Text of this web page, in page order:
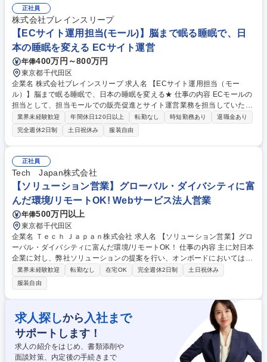
の課題解決ディスカッションに加え、入社後の評価制度設計やエンゲージ
メント強化まで伴走。日本とインドの商習慣の架け橋となり、0から「世
界で戦える組織」を立ち上げるプロセスをリードしていただきます。 募集
職種 【GCCコンサルタント/フルリモート】インド高度人材×組織戦略/年
間休日120日
正社員
株式会社ブレインスリープ
【ECサイト運用担当(モール)】脳まで眠る睡眠で、日
本の睡眠を変える ECサイト運営
年俸400万円～800万円
東京都千代田区
企業名 株式会社ブレインスリープ 求人名 【ECサイト運用担当（モー
ル）】脳まで眠る睡眠で、日本の睡眠を変える★ 仕事の内容 ECモールの
担当として、担当モールでの販売促進とサイト運営業務を担当していただ
きます。モールのご担当者様とのリレーションを大切にしながら情報をキ
ャッチアップし、販促に生かしていくという動きも求められる 重要なポジ
ションです。 【具体的に】 ■売上獲得を目的とした販促施策の立案から実
装 ■広告配信の運用 ■サイト運営(商品登録・キャンペーン設定) 募集職種
【ECサイト運用担当（モール）】脳まで眠る睡眠で、日本の睡眠を変え
る★
業界未経験歓迎 年間休日120日以上 転勤なし 時短勤務あり
退職金あり
完全週休2日制
土日祝休み 服装自由
正社員
Tech Japan株式会社
【ソリューション営業】グローバル・ダイバシティに富
んだ環境/リモートOK! Webサービス法人営業
年俸500万円以上
東京都千代田区
企業名 Ｔｅｃｈ Ｊａｐａｎ株式会社 求人名 【ソリューション営業】グロ
ーバル・ダイバシティに富んだ環境/リモートOK！ 仕事の内容 主に対日本
企業に対し、弊社ソリューションの提案を行い、オンボードにおいては各
プロダクトの専任チームなどと連携しディレクション業務に従事いただき
ます。 日本をはじめ南アジア（韓国・台湾）の各国法人に対し、高度エン
ジニアを軸としたエンジニア組織構築の支援を実施。高度エンジニア採用
を可能とする採用支援プラットフォーム「Talendy Hub（新卒採用）」、
当社独自のインドコミュニティーから形成した人材DBにて経験者採用を
支援する「Talendy JOB（中途採用）」、インドでの開発拠点の構築を支
援する「Talendy GCC」を各企業にニーズに合わせ提供しています。 募
集職種 【ソリューション営業】グローバル・ダイバシティに富んだ環境/
リモートOK！
業界未経験歓迎 転勤なし 在宅OK 完全週休2日制
土日祝休み
服装自由
求人探しから 入社まで
サポートします！
求人の紹介をはじめ、書類添削や
面談対策、内定後の手続きまで